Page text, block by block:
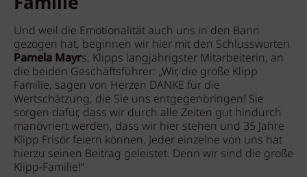
Und weil die Emotionalität auch uns in den Bann
gezogen hat, beginnen wir hier mit den Schlussworten
Pamela Mayrs, Klipps langjährigster Mitarbeiterin, an
die beiden Geschäftsführer: „Wir, die große Klipp
Familie, sagen von Herzen DANKE für die
Wertschätzung, die Sie uns entgegenbringen! Sie
sorgen dafür, dass wir durch alle Zeiten gut hindurch
manövriert werden, dass wir hier stehen und 35 Jahre
Klipp Frisör feiern können. Jeder einzelne von uns hat
hierzu seinen Beitrag geleistet. Denn wir sind die große
Klipp-Familie!“